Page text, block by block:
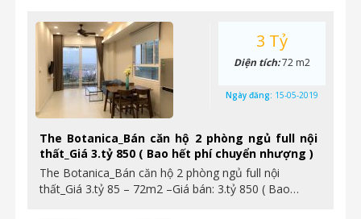
The Botanica_Bán căn hộ 2 phòng ngủ full nội
thất_Giá 3.tỷ 850 ( Bao hết phí chuyển nhượng )
The Botanica_Bán căn hộ 2 phòng ngủ full nội
thất_Giá 3.tỷ 85 – 72m2 –Giá bán: 3.tỷ 850 ( Bao…
3 Tỷ
Diện tích:72 m2
Ngày đăng: 15-05-2019